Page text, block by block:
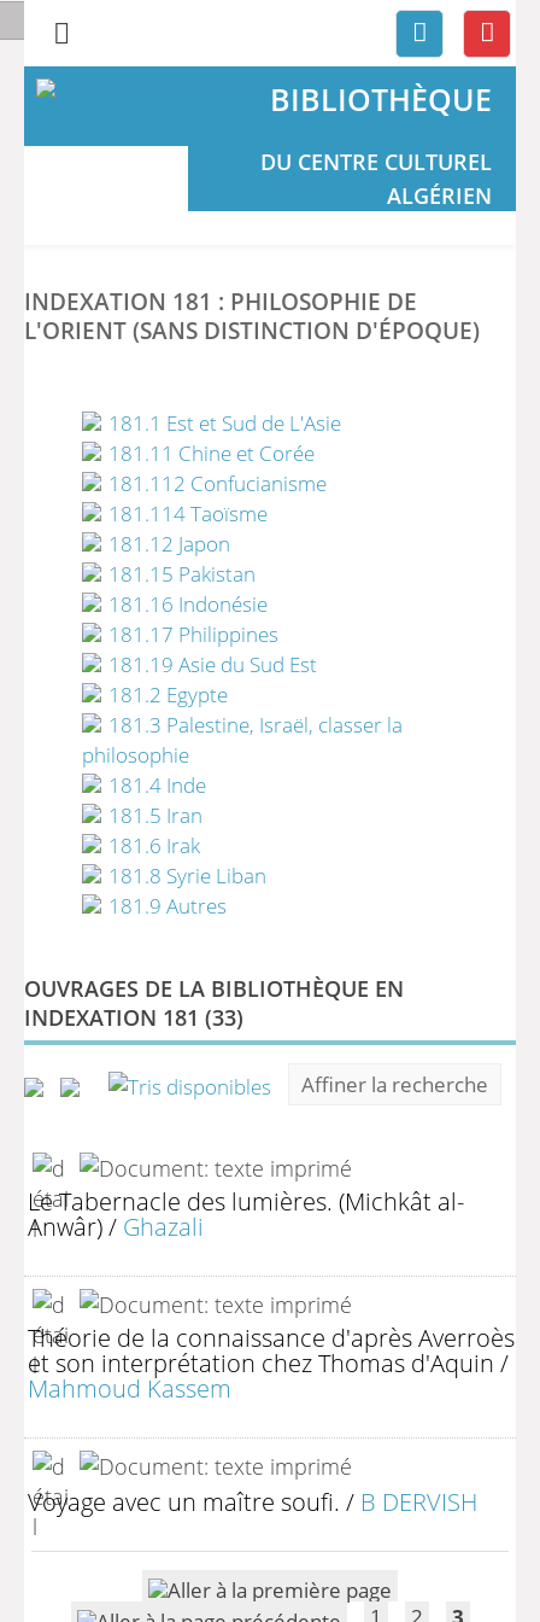
BIBLIOTHÈQUE
DU CENTRE CULTUREL
ALGÉRIEN
INDEXATION 181 : PHILOSOPHIE DE
L'ORIENT (SANS DISTINCTION D'ÉPOQUE)
181.1 Est et Sud de L'Asie
181.11 Chine et Corée
181.112 Confucianisme
181.114 Taoïsme
181.12 Japon
181.15 Pakistan
181.16 Indonésie
181.17 Philippines
181.19 Asie du Sud Est
181.2 Egypte
181.3 Palestine, Israël, classer la
philosophie
181.4 Inde
181.5 Iran
181.6 Irak
181.8 Syrie Liban
181.9 Autres
OUVRAGES DE LA BIBLIOTHÈQUE EN
INDEXATION 181 (33)
Affiner la recherche
Le Tabernacle des lumières. (Michkât al-
Anwâr)/ Ghazali
Théorie de la connaissance d'après Averroès
et son interprétation chez Thomas d'Aquin /
Mahmoud Kassem
Voyage avec un maître soufi. / B DERVISH